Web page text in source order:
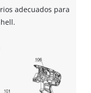
para
Google Maps!
to load due
adecuados para